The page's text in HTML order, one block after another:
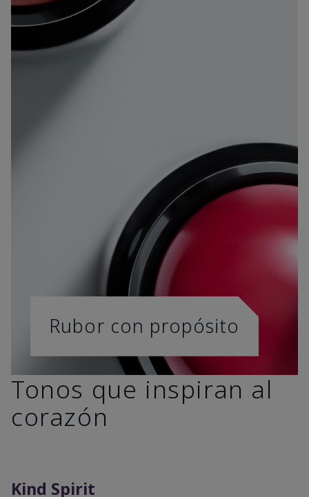
Rubor con propósito
Tonos que inspiran al
corazón
Kind Spirit